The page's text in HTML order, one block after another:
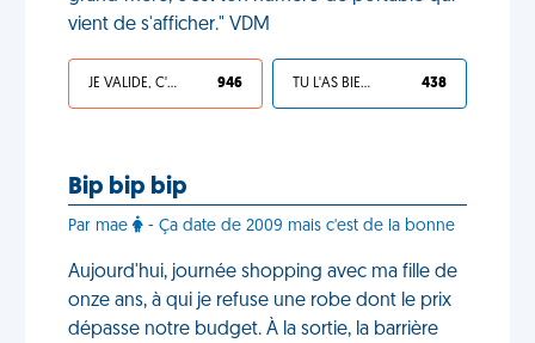
vient de s'afficher." VDM
JE VALIDE, C'EST UNE VDM 946 TU L'AS BIEN MÉRITÉ 438
Bip bip bip
Par mae - Ça date de 2009 mais c'est de la bonne
Aujourd'hui, journée shopping avec ma fille de
onze ans, à qui je refuse une robe dont le prix
dépasse notre budget. À la sortie, la barrière